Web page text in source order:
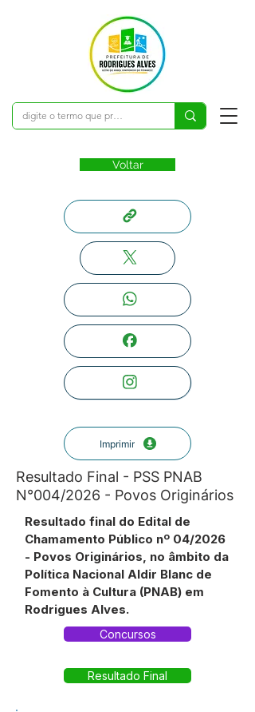
Voltar
Imprimir
Resultado Final - PSS PNAB
N°004/2026 - Povos Originários
Resultado final do Edital de
Chamamento Público nº 04/2026
- Povos Originários, no âmbito da
Política Nacional Aldir Blanc de
Fomento à Cultura (PNAB) em
Rodrigues Alves.
Concursos
Resultado Final